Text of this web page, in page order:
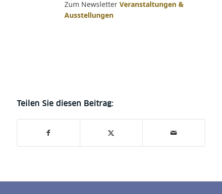
Zum Newsletter Veranstaltungen &
Ausstellungen